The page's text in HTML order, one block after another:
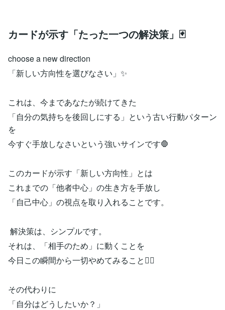
カードが示す「たった一つの解決策」🃏
choose a new direction
「新しい方向性を選びなさい」✨
これは、今まであなたが続けてきた
「自分の気持ちを後回しにする」という古い行動パターン
を
今すぐ手放しなさいという強いサインです🛑
このカードが示す「新しい方向性」とは
これまでの「他者中心」の生き方を手放し
「自己中心」の視点を取り入れることです。
解決策は、シンプルです。
それは、「相手のため」に動くことを
今日この瞬間から一切やめてみること🚶‍♀️
その代わりに
「自分はどうしたいか？」